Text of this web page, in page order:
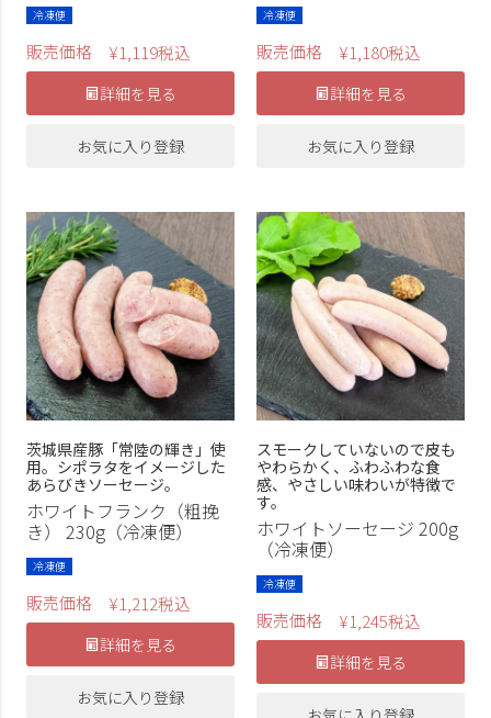
冷凍便
販売価格 ¥1,119税込
詳細を見る
お気に入り登録
冷凍便
販売価格 ¥1,180税込
詳細を見る
お気に入り登録
茨城県産豚「常陸の輝き」使
用。シポラタをイメージした
あらびきソーセージ。
ホワイトフランク（粗挽
き） 230g（冷凍便）
冷凍便
販売価格 ¥1,212税込
詳細を見る
お気に入り登録
スモークしていないので皮も
やわらかく、ふわふわな食
感、やさしい味わいが特徴で
す。
ホワイトソーセージ 200g
（冷凍便）
冷凍便
販売価格 ¥1,245税込
詳細を見る